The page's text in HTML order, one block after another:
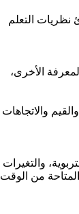
نظريات التعلم
الأخرى،
والاتجاهات
والتغيرات
المتاحة من الوقت